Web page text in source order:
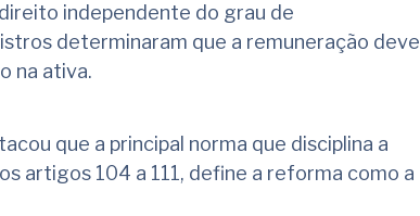
independente do grau de
determinaram que a remuneração deve
na ativa.
que a principal norma que disciplina a
artigos 104 a 111, define a reforma como a